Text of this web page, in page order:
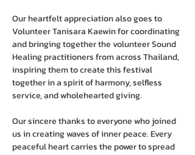
Our heartfelt appreciation also goes to
Volunteer Tanisara Kaewin for coordinating
and bringing together the volunteer Sound
Healing practitioners from across Thailand,
inspiring them to create this festival
together in a spirit of harmony, selfless
service, and wholehearted giving.
Our sincere thanks to everyone who joined
us in creating waves of inner peace. Every
peaceful heart carries the power to spread